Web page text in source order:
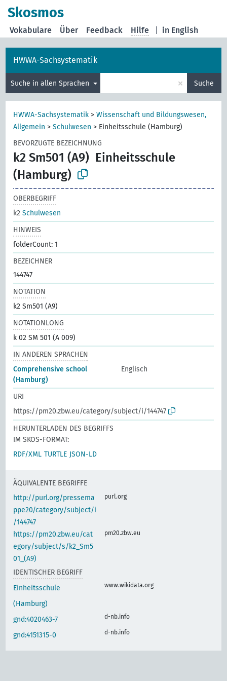
Skosmos
in English
Vokabulare Über Feedback Hilfe
HWWA-Sachsystematik
Suche in allen Sprachen × Suche
HWWA-Sachsystematik >Wissenschaft und Bildungswesen,
Allgemein >Schulwesen > Einheitsschule (Hamburg)
BEVORZUGTE BEZEICHNUNG
k2 Sm501 (A9) Einheitsschule
(Hamburg)
OBERBEGRIFF
k2Schulwesen
HINWEIS
folderCount: 1
BEZEICHNER
144747
NOTATION
k2 Sm501 (A9)
NOTATIONLONG
k 02 SM 501 (A 009)
IN ANDEREN SPRACHEN
Comprehensive school
(Hamburg)
Englisch
URI
https://pm20.zbw.eu/category/subject/i/144747
HERUNTERLADEN DES BEGRIFFS
IM SKOS-FORMAT:
RDF/XML TURTLE JSON-LD
ÄQUIVALENTE BEGRIFFE
http://purl.org/pressema
ppe20/category/subject/i
/144747
purl.org
https://pm20.zbw.eu/cat
egory/subject/s/k2_Sm5
01_(A9)
pm20.zbw.eu
IDENTISCHER BEGRIFF
Einheitsschule
(Hamburg)
www.wikidata.org
gnd:4020463-7 d-nb.info
gnd:4151315-0 d-nb.info